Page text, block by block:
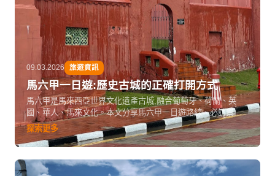
09.03.2026 旅遊資訊
馬六甲一日遊:歷史古城的正確打開方式
馬六甲是馬來西亞世界文化遺產古城,融合葡萄牙、荷蘭、英
國、華人、馬來文化。本文分享馬六甲一日遊路線、必訪景
點、美食推薦、交通建議,讓你深度體驗這座歷史名城。
探索更多